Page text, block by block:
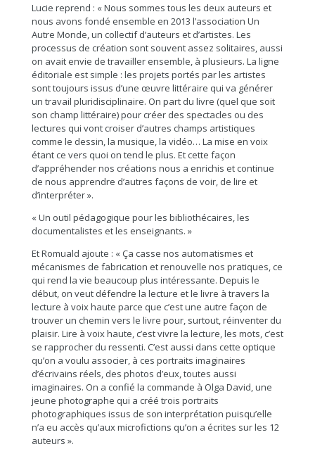
Lucie reprend : « Nous sommes tous les deux auteurs et
nous avons fondé ensemble en 2013 l’association Un
Autre Monde, un collectif d’auteurs et d’artistes. Les
processus de création sont souvent assez solitaires, aussi
on avait envie de travailler ensemble, à plusieurs. La ligne
éditoriale est simple : les projets portés par les artistes
sont toujours issus d’une œuvre littéraire qui va générer
un travail pluridisciplinaire. On part du livre (quel que soit
son champ littéraire) pour créer des spectacles ou des
lectures qui vont croiser d’autres champs artistiques
comme le dessin, la musique, la vidéo… La mise en voix
étant ce vers quoi on tend le plus. Et cette façon
d’appréhender nos créations nous a enrichis et continue
de nous apprendre d’autres façons de voir, de lire et
d’interpréter ».
« Un outil pédagogique pour les bibliothécaires, les
documentalistes et les enseignants. »
Et Romuald ajoute : « Ça casse nos automatismes et
mécanismes de fabrication et renouvelle nos pratiques, ce
qui rend la vie beaucoup plus intéressante. Depuis le
début, on veut défendre la lecture et le livre à travers la
lecture à voix haute parce que c’est une autre façon de
trouver un chemin vers le livre pour, surtout, réinventer du
plaisir. Lire à voix haute, c’est vivre la lecture, les mots, c’est
se rapprocher du ressenti. C’est aussi dans cette optique
qu’on a voulu associer, à ces portraits imaginaires
d’écrivains réels, des photos d’eux, toutes aussi
imaginaires. On a confié la commande à Olga David, une
jeune photographe qui a créé trois portraits
photographiques issus de son interprétation puisqu’elle
n’a eu accès qu’aux microfictions qu’on a écrites sur les 12
auteurs ».